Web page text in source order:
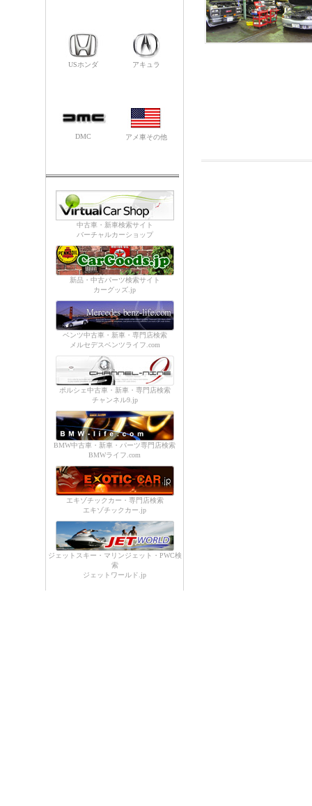
USホンダ アキュラ
DMC アメ車その他
中古車・新車検索サイト
バーチャルカーショップ
新品・中古パーツ検索サイト
カーグッズ.jp
ベンツ中古車・新車・専門店検索
メルセデスベンツライフ.com
ポルシェ中古車・新車・専門店検索
チャンネル9.jp
BMW中古車・新車・パーツ専門店検索
BMWライフ.com
エキゾチックカー・専門店検索
エキゾチックカー.jp
ジェットスキー・マリンジェット・PWC検
索
ジェットワールド.jp